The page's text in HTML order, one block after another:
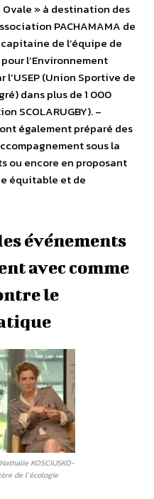
» à destination des
PACHAMAMA de
de l’équipe de
l’Environnement
l’USEP (Union Sportive de
dans plus de 1 000
SCOLARUGBY). –
également préparé des
sous la
ou encore en proposant
équitable et de
événements
avec comme
le
KOSCIUSKO-
de l’écologie